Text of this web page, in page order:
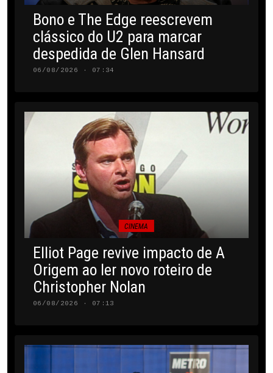
Bono e The Edge reescrevem
clássico do U2 para marcar
despedida de Glen Hansard
06/08/2026 · 07:34
CINEMA
Elliot Page revive impacto de A
Origem ao ler novo roteiro de
Christopher Nolan
06/08/2026 · 07:13